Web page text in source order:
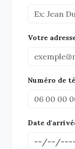
Votre
Numéro de
Date